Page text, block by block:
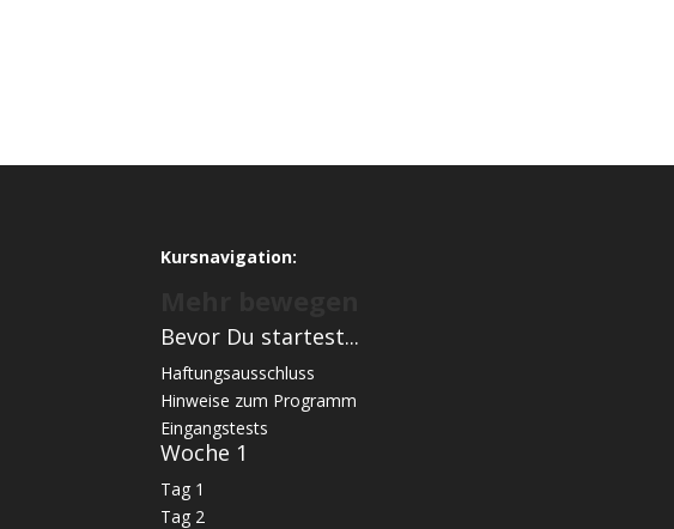
Kursnavigation:
Bevor Du startest...
Haftungsausschluss
Hinweise zum Programm
Eingangstests
Woche 1
Tag 1
Tag 2